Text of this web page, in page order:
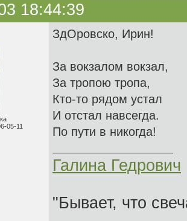
18:44:39
05-11
ЗдОровско, Ирин!
За вокзалом вокзал,
За тропою тропа,
Кто-то рядом устал
И отстал навсегда.
По пути в никогда!
Галина Гедрович
"Бывает, что